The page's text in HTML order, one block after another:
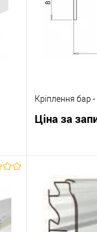
Кріплення бар
Ціна за
Купити в 1 клік